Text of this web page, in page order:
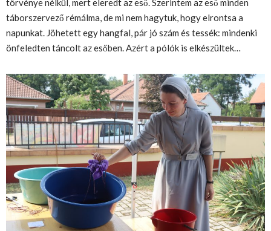
törvénye nélkül, mert eleredt az eső. Szerintem az eső minden
táborszervező rémálma, de mi nem hagytuk, hogy elrontsa a
napunkat. Jöhetett egy hangfal, pár jó szám és tessék: mindenki
önfeledten táncolt az esőben. Azért a pólók is elkészültek…